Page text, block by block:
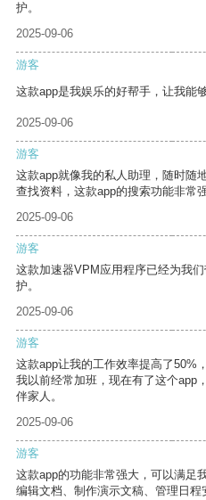
护。
2025-09-06
游客
这款app是我娱乐的好帮手，让我能
2025-09-06
游客
这款app就像我的私人助理，随时随
查找资料，这款app的搜索功能非常
2025-09-06
游客
这款加速器VPM应用程序已经为我
护。
2025-09-06
游客
这款app让我的工作效率提高了50%
我以前经常加班，现在有了这个app
伴家人。
2025-09-06
游客
这款app的功能非常强大，可以满足
编辑文档、制作演示文稿、管理日程